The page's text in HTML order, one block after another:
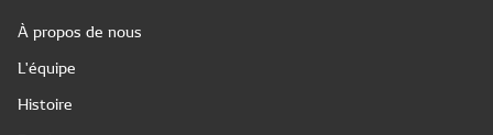
À propos de nous
L'équipe
Histoire